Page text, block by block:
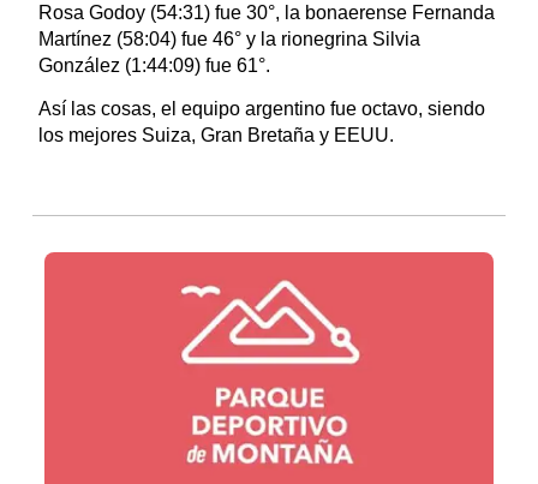
Rosa Godoy (54:31) fue 30°, la bonaerense Fernanda
Martínez (58:04) fue 46° y la rionegrina Silvia
González (1:44:09) fue 61°.
Así las cosas, el equipo argentino fue octavo, siendo
los mejores Suiza, Gran Bretaña y EEUU.